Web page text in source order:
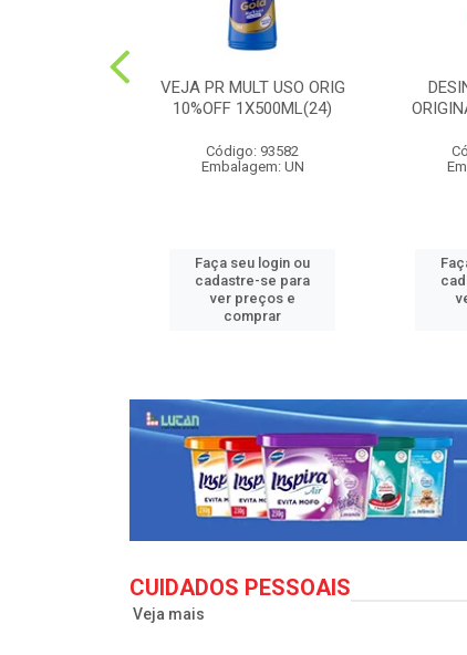
VEJA PR MULT USO ORIG
10%OFF 1X500ML(24)
Código: 93582
Embalagem: UN
Faça seu login ou
cadastre-se para
ver preços e
comprar
CUIDADOS PESSOAIS
Veja mais